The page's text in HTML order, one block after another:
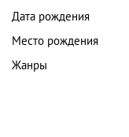
Дата рождения
Место рождения
Жанры